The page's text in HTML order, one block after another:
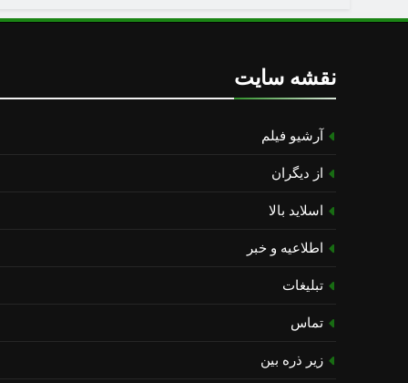
نقشه سایت
آرشیو فیلم
از دیگران
اسلاید بالا
اطلاعیه و خبر
تبلیغات
تماس
زیر ذره بین